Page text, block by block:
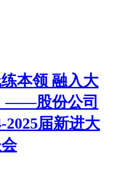
本领 融入大
——股份公司
2025届新进大